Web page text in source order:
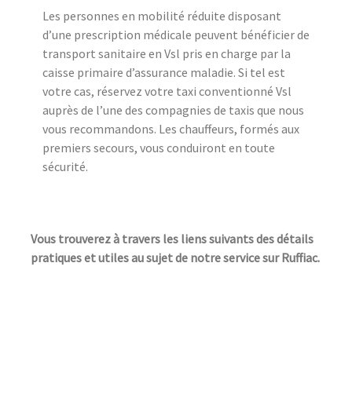
Les personnes en mobilité réduite disposant
d’une prescription médicale peuvent bénéficier de
transport sanitaire en Vsl pris en charge par la
caisse primaire d’assurance maladie. Si tel est
votre cas, réservez votre taxi conventionné Vsl
auprès de l’une des compagnies de taxis que nous
vous recommandons. Les chauffeurs, formés aux
premiers secours, vous conduiront en toute
sécurité.
Vous trouverez à travers les liens suivants des détails
pratiques et utiles au sujet de notre service sur Ruffiac.